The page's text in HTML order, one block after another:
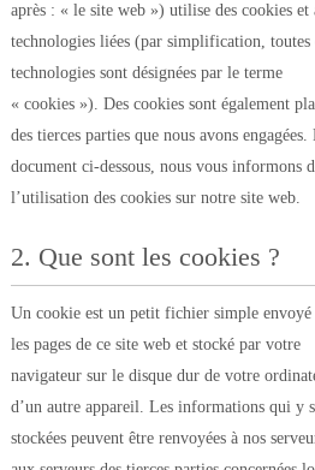
après : « le site web ») utilise des cookies et
technologies liées (par simplification, toutes
technologies sont désignées par le terme
« cookies »). Des cookies sont également
des tierces parties que nous avons engagées.
document ci-dessous, nous vous informons
l’utilisation des cookies sur notre site web.
2. Que sont les cookies ?
Un cookie est un petit fichier simple envoyé
les pages de ce site web et stocké par votre
navigateur sur le disque dur de votre
d’un autre appareil. Les informations qui y
stockées peuvent être renvoyées à nos